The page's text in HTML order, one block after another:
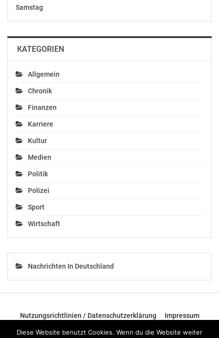
Samstag
KATEGORIEN
Allgemein
Chronik
Finanzen
Karriere
Kultur
Medien
Politik
Polizei
Sport
Wirtschaft
Nachrichten In Deutschland
Nutzungsrichtlinien / Datenschutzerklärung Impressum
Diese Website benutzt Cookies. Wenn du die Website weiter